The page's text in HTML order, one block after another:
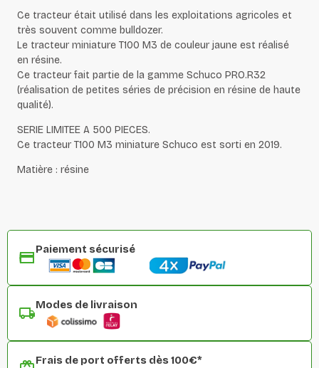
Ce tracteur était utilisé dans les exploitations agricoles et
très souvent comme bulldozer.
Le tracteur miniature T100 M3 de couleur jaune est réalisé
en résine.
Ce tracteur fait partie de la gamme Schuco PRO.R32
(réalisation de petites séries de précision en résine de haute
qualité).
SERIE LIMITEE A 500 PIECES.
Ce tracteur T100 M3 miniature Schuco est sorti en 2019.
Matière : résine
Paiement sécurisé
Modes de livraison
Frais de port offerts dès 100€*